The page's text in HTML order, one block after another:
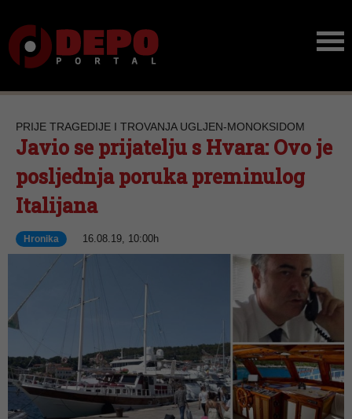
PRIJE TRAGEDIJE I TROVANJA UGLJEN-MONOKSIDOM
Javio se prijatelju s Hvara: Ovo je
posljednja poruka preminulog
Italijana
Hronika 16.08.19, 10:00h